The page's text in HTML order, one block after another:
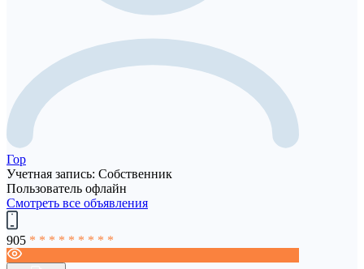
Гор
Учетная запись: Собственник
Пользователь офлайн
Смотреть все объявления
905 * * * * * * * * *